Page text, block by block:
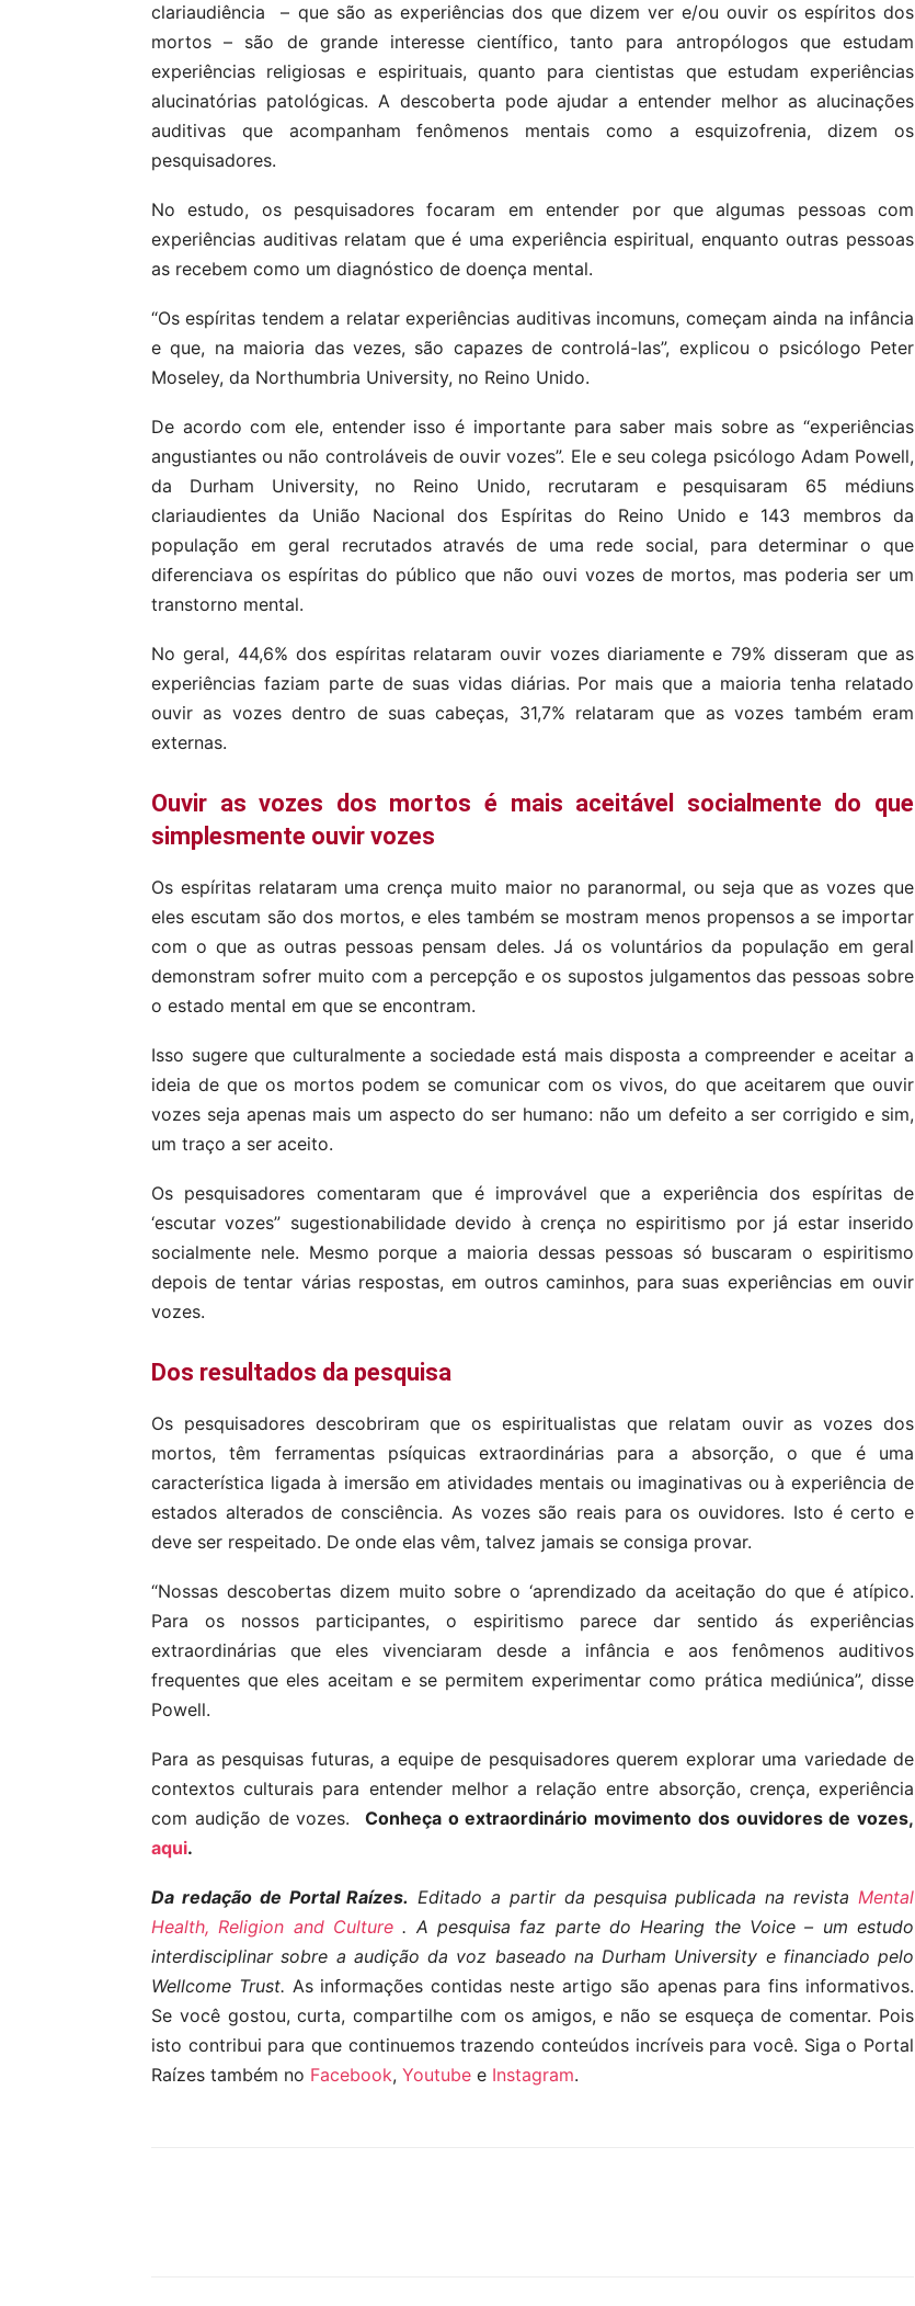
clariaudiência – que são as experiências dos que dizem ver e/ou ouvir os espíritos dos
mortos – são de grande interesse científico, tanto para antropólogos que estudam
experiências religiosas e espirituais, quanto para cientistas que estudam experiências
alucinatórias patológicas. A descoberta pode ajudar a entender melhor as alucinações
auditivas que acompanham fenômenos mentais como a esquizofrenia, dizem os
pesquisadores.
No estudo, os pesquisadores focaram em entender por que algumas pessoas com
experiências auditivas relatam que é uma experiência espiritual, enquanto outras pessoas
as recebem como um diagnóstico de doença mental.
“Os espíritas tendem a relatar experiências auditivas incomuns, começam ainda na infância
e que, na maioria das vezes, são capazes de controlá-las”, explicou o psicólogo Peter
Moseley, da Northumbria University, no Reino Unido.
De acordo com ele, entender isso é importante para saber mais sobre as “experiências
angustiantes ou não controláveis ​​de ouvir vozes”. Ele e seu colega psicólogo Adam Powell,
da Durham University, no Reino Unido, recrutaram e pesquisaram 65 médiuns
clariaudientes da União Nacional dos Espíritas do Reino Unido e 143 membros da
população em geral recrutados através de uma rede social, para determinar o que
diferenciava os espíritas do público que não ouvi vozes de mortos, mas poderia ser um
transtorno mental.
No geral, 44,6% dos espíritas relataram ouvir vozes diariamente e 79% disseram que as
experiências faziam parte de suas vidas diárias. Por mais que a maioria tenha relatado
ouvir as vozes dentro de suas cabeças, 31,7% relataram que as vozes também eram
externas.
Ouvir as vozes dos mortos é mais aceitável socialmente do que
simplesmente ouvir vozes
Os espíritas relataram uma crença muito maior no paranormal, ou seja que as vozes que
eles escutam são dos mortos, e eles também se mostram menos propensos a se importar
com o que as outras pessoas pensam deles. Já os voluntários da população em geral
demonstram sofrer muito com a percepção e os supostos julgamentos das pessoas sobre
o estado mental em que se encontram.
Isso sugere que culturalmente a sociedade está mais disposta a compreender e aceitar a
ideia de que os mortos podem se comunicar com os vivos, do que aceitarem que ouvir
vozes seja apenas mais um aspecto do ser humano: não um defeito a ser corrigido e sim,
um traço a ser aceito.
Os pesquisadores comentaram que é improvável que a experiência dos espíritas de
‘escutar vozes” sugestionabilidade devido à crença no espiritismo por já estar inserido
socialmente nele. Mesmo porque a maioria dessas pessoas só buscaram o espiritismo
depois de tentar várias respostas, em outros caminhos, para suas experiências em ouvir
vozes.
Dos resultados da pesquisa
Os pesquisadores descobriram que os espiritualistas que relatam ouvir as vozes dos
mortos, têm ferramentas psíquicas extraordinárias para a absorção, o que é uma
característica ligada à imersão em atividades mentais ou imaginativas ou à experiência de
estados alterados de consciência. As vozes são reais para os ouvidores. Isto é certo e
deve ser respeitado. De onde elas vêm, talvez jamais se consiga provar.
“Nossas descobertas dizem muito sobre o ‘aprendizado da aceitação do que é atípico.
Para os nossos participantes, o espiritismo parece dar sentido ás experiências
extraordinárias que eles vivenciaram desde a infância e aos fenômenos auditivos
frequentes que eles aceitam e se permitem experimentar como prática mediúnica”, disse
Powell.
Para as pesquisas futuras, a equipe de pesquisadores querem explorar uma variedade de
contextos culturais para entender melhor a relação entre absorção, crença, experiência
com audição de vozes. Conheça o extraordinário movimento dos ouvidores de vozes,
aqui.
Da redação de Portal Raízes. Editado a partir da pesquisa publicada na revistaMental
Health, Religion and Culture . A pesquisa faz parte do Hearing the Voice – um estudo
interdisciplinar sobre a audição da voz baseado na Durham University e financiado pelo
Wellcome Trust. As informações contidas neste artigo são apenas para fins informativos.
Se você gostou, curta, compartilhe com os amigos, e não se esqueça de comentar. Pois
isto contribui para que continuemos trazendo conteúdos incríveis para você. Siga o Portal
Raízes também no Facebook, Youtube e Instagram.